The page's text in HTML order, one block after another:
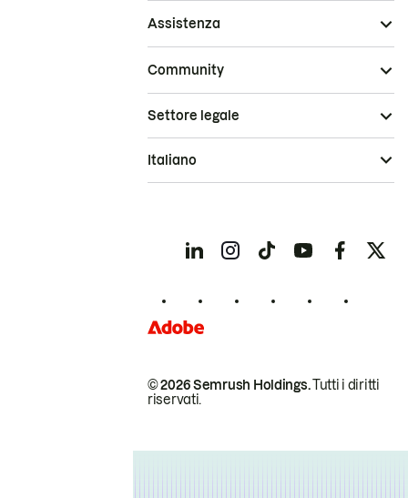
Assistenza
Community
© 2026 Semrush Holdings.Tutti i diritti
riservati.
Settore legale
Italiano